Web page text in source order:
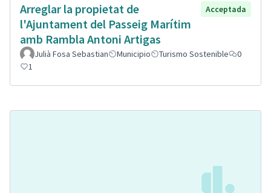
Arreglar la propietat de
l'Ajuntament del Passeig Marítim
amb Rambla Antoni Artigas
Acceptada
Julià Fosa Sebastian Municipio Turismo Sostenible
0
1